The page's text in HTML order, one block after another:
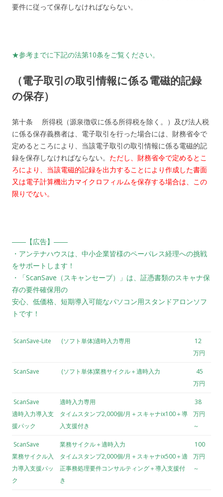
要件に従って保存しなければならない。
★参考までに下記の法第10条をご覧ください。
（電子取引の取引情報に係る電磁的記録
の保存）
第十条 所得税（源泉徴収に係る所得税を除く。）及び法人税
に係る保存義務者は、電子取引を行った場合には、財務省令で
定めるところにより、当該電子取引の取引情報に係る電磁的記
録を保存しなければならない。 ただし、財務省令で定めるとこ
ろにより、当該電磁的記録を出力することにより作成した書面
又は電子計算機出力マイクロフィルムを保存する場合は、この
限りでない。
――【広告】――
・アンテナハウスは、中小企業皆様のペーパレス経理への挑戦
をサポートします！
・「ScanSave（スキャンセーブ）」は、証憑書類のスキャナ保
存の要件確保用の
安心、低価格、短期導入可能なパソコン用スタンドアロンソフ
トです！
ScanSave-Lite (ソフト単体)適時入力専用
12
万円
ScanSave (ソフト単体)業務サイクル＋適時入力
45
万円
ScanSave
適時入力導入支
援パック
適時入力専用
タイムスタンプ2,000個/月＋スキャナix100＋導
入支援付き
38
万円
～
ScanSave
業務サイクル入
力導入支援パッ
ク
業務サイクル＋適時入力
タイムスタンプ2,000個/月＋スキャナix500＋適
正事務処理要件コンサルティング＋導入支援付
き
100
万円
～